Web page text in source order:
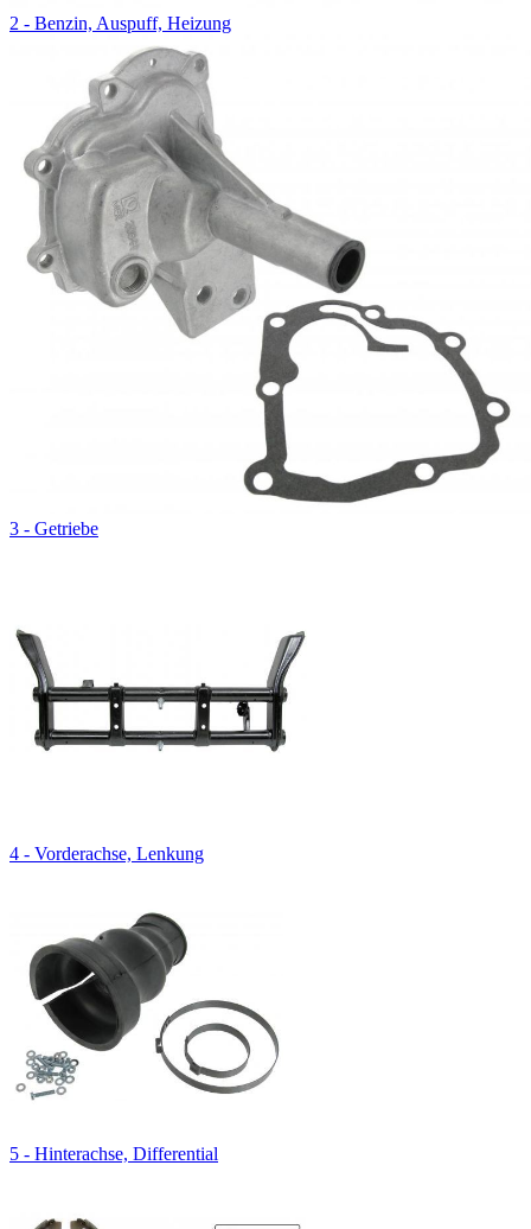
2 - Benzin, Auspuff, Heizung
3 - Getriebe
4 - Vorderachse, Lenkung
5 - Hinterachse, Differential